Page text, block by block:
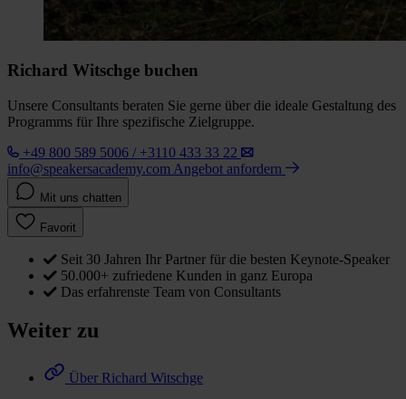
Richard Witschge buchen
Unsere Consultants beraten Sie gerne über die ideale Gestaltung des
Programms für Ihre spezifische Zielgruppe.
+49 800 589 5006 / +3110 433 33 22
info@speakersacademy.com Angebot anfordern
Mit uns chatten
Favorit
Seit 30 Jahren Ihr Partner für die besten Keynote-Speaker
50.000+ zufriedene Kunden in ganz Europa
Das erfahrenste Team von Consultants
Weiter zu
Über Richard Witschge